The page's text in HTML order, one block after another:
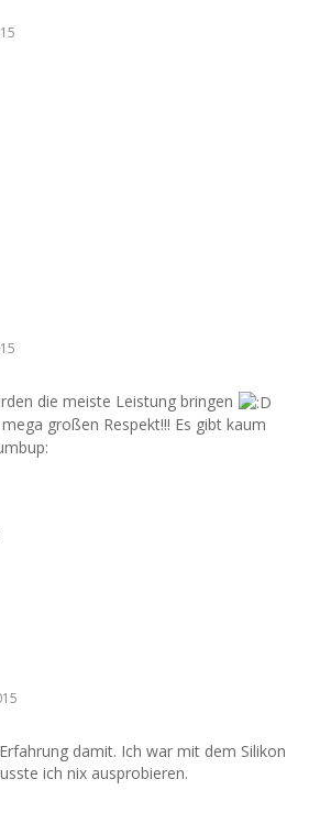
die meiste Leistung bringen
großen Respekt!!! Es gibt kaum
damit. Ich war mit dem Silikon
ich nix ausprobieren.